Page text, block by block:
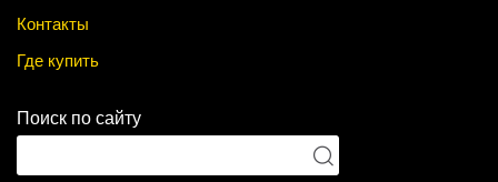
Контакты
Где купить
Поиск по сайту